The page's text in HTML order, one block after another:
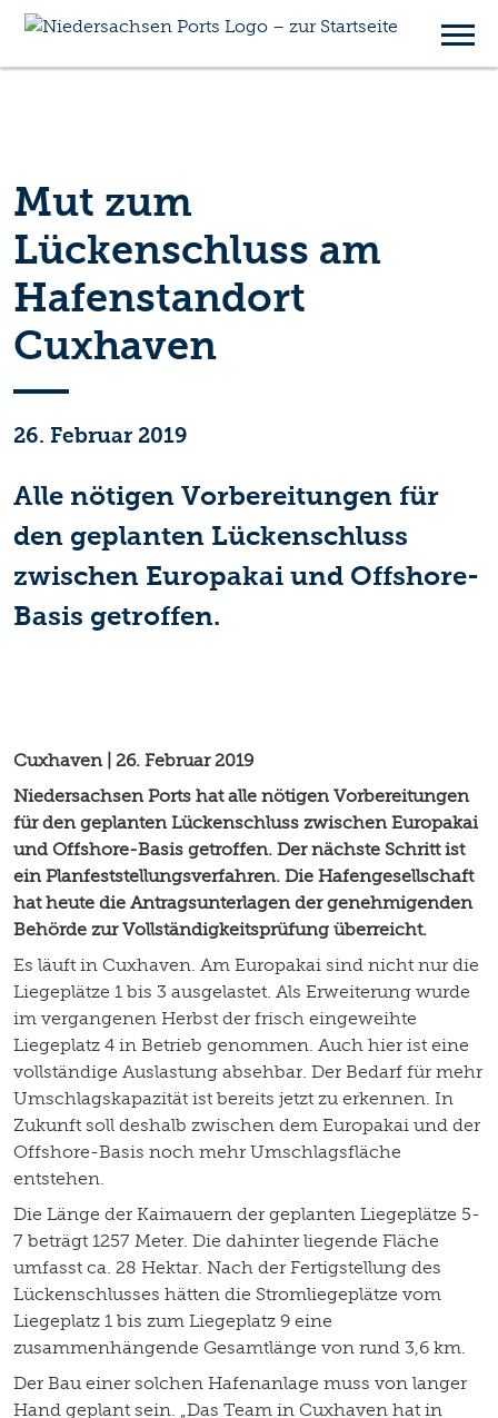
Mut zum
Lückenschluss am
Hafenstandort
Cuxhaven
26. Februar 2019
Alle nötigen Vorbereitungen für
den geplanten Lückenschluss
zwischen Europakai und Offshore-
Basis getroffen.
Cuxhaven | 26. Februar 2019
Niedersachsen Ports hat alle nötigen Vorbereitungen
für den geplanten Lückenschluss zwischen Europakai
und Offshore-Basis getroffen. Der nächste Schritt ist
ein Planfeststellungsverfahren. Die Hafengesellschaft
hat heute die Antragsunterlagen der genehmigenden
Behörde zur Vollständigkeitsprüfung überreicht.
Es läuft in Cuxhaven. Am Europakai sind nicht nur die
Liegeplätze 1 bis 3 ausgelastet. Als Erweiterung wurde
im vergangenen Herbst der frisch eingeweihte
Liegeplatz 4 in Betrieb genommen. Auch hier ist eine
vollständige Auslastung absehbar. Der Bedarf für mehr
Umschlagskapazität ist bereits jetzt zu erkennen. In
Zukunft soll deshalb zwischen dem Europakai und der
Offshore-Basis noch mehr Umschlagsfläche
entstehen.
Die Länge der Kaimauern der geplanten Liegeplätze 5-
7 beträgt 1257 Meter. Die dahinter liegende Fläche
umfasst ca. 28 Hektar. Nach der Fertigstellung des
Lückenschlusses hätten die Stromliegeplätze vom
Liegeplatz 1 bis zum Liegeplatz 9 eine
zusammenhängende Gesamtlänge von rund 3,6 km.
Der Bau einer solchen Hafenanlage muss von langer
Hand geplant sein. „Das Team in Cuxhaven hat in